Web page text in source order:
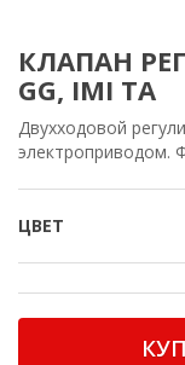
КЛАПАН
GG, IMI TA
Двухходовой
электроприводом.
ЦВЕТ